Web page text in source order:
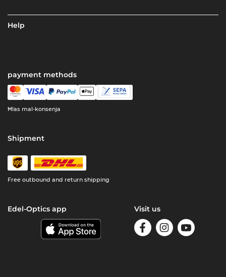
Help
payment methods
Ħlas mal-konsenja
Shipment
Free outbound and return shipping
Edel-Optics app Visit us